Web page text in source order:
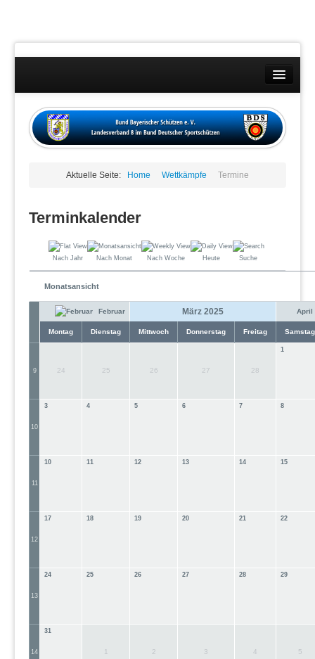
Wettkämpfe
Datenschutzübersicht
Aktuelle Seite: Home Wettkämpfe Termine
Terminkalender
Nach Jahr Nach Monat Nach Woche Heute Suche
Monatsansicht
Februar März 2025 April
Montag Dienstag Mittwoch Donnerstag Freitag Samstag
9 24 25 26 27 28
1
10
3 4 5 6 7 8
11
10 11 12 13 14 15
12
17 18 19 20 21 22
13
24 25 26 27 28 29
14
31
1 2 3 4 5